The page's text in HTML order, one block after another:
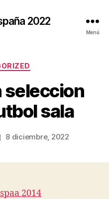
2022
Menú
seleccion
sala
8 diciembre, 2022